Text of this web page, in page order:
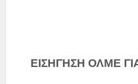
ΕΙΣΗΓΗΣΗ ΟΛΜΕ